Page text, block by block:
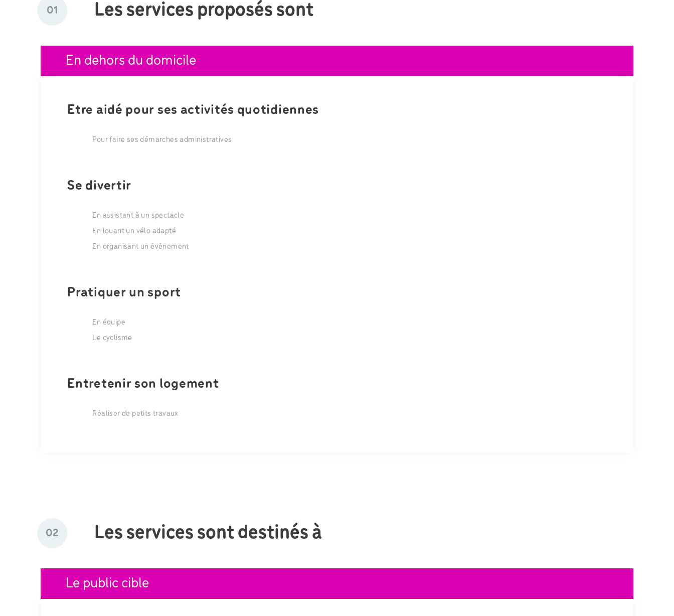
01 Les services proposés sont
En dehors du domicile
Etre aidé pour ses activités quotidiennes
Pour faire ses démarches administratives
Se divertir
En assistant à un spectacle
En louant un vélo adapté
En organisant un évènement
Pratiquer un sport
En équipe
Le cyclisme
Entretenir son logement
Réaliser de petits travaux
02 Les services sont destinés à
Le public cible